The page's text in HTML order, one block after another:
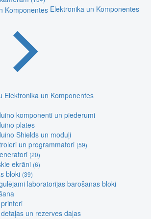
Elektronika un Komponentes
Elektronika un Komponentes
komponenti un piederumi
plates
Shields un moduļi
un programmatori (59)
(20)
ekrāni (6)
bloki (39)
laboratorijas barošanas bloki
un rezerves daļas